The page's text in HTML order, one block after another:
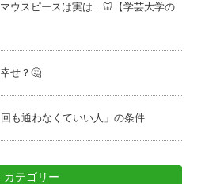
ウスピースは実は…🦷【学芸大学の
せ？🤔
回も通わなくていい人」の条件
カテゴリー